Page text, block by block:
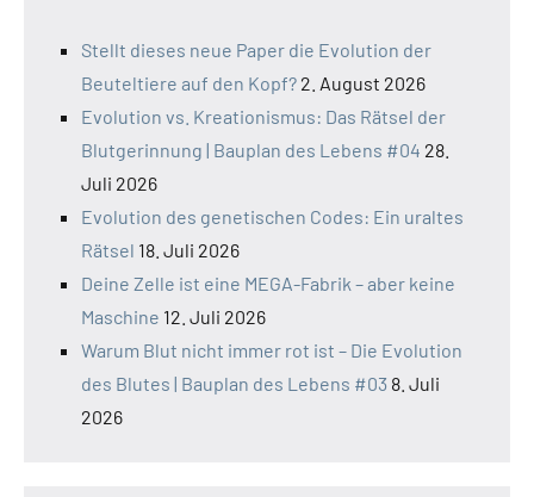
Stellt dieses neue Paper die Evolution der
Beuteltiere auf den Kopf? 2. August 2026
Evolution vs. Kreationismus: Das Rätsel der
Blutgerinnung | Bauplan des Lebens #04 28.
Juli 2026
Evolution des genetischen Codes: Ein uraltes
Rätsel 18. Juli 2026
Deine Zelle ist eine MEGA-Fabrik – aber keine
Maschine 12. Juli 2026
Warum Blut nicht immer rot ist – Die Evolution
des Blutes | Bauplan des Lebens #03 8. Juli
2026